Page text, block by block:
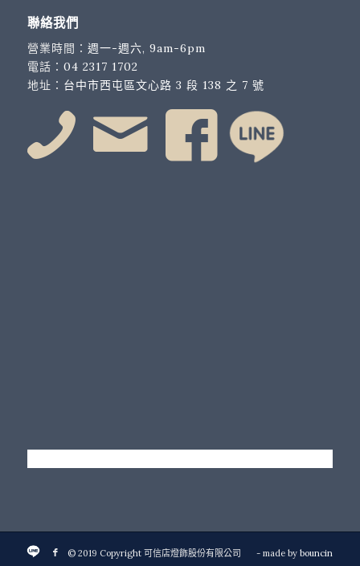
聯絡我們
營業時間： 週一-週六, 9am-6pm
電話： 04 2317 1702
地址： 台中市西屯區文心路 3 段 138 之 7 號
© 2019 Copyright 可信店燈飾股份有限公司 - made bybouncin